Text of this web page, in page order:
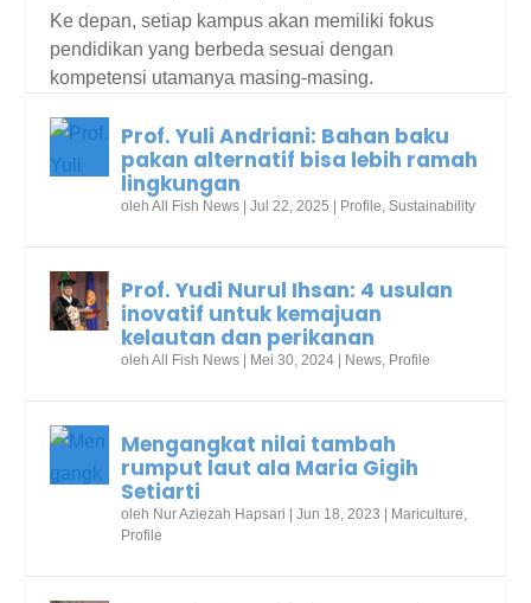
Ke depan, setiap kampus akan memiliki fokus
pendidikan yang berbeda sesuai dengan
kompetensi utamanya masing-masing.
Prof. Yuli Andriani: Bahan baku
pakan alternatif bisa lebih ramah
lingkungan
olehAll Fish News |Jul 22, 2025 | Profile ,Sustainability
Prof. Yudi Nurul Ihsan: 4 usulan
inovatif untuk kemajuan
kelautan dan perikanan
olehAll Fish News | Mei 30, 2024 | News Profile
Mengangkat nilai tambah
rumput laut ala Maria Gigih
Setiarti
oleh Nur Aziezah Hapsari |Jun 18, 2023 | Mariculture
Profile